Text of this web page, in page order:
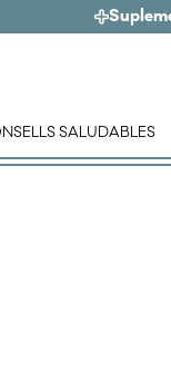
SALUDABLES